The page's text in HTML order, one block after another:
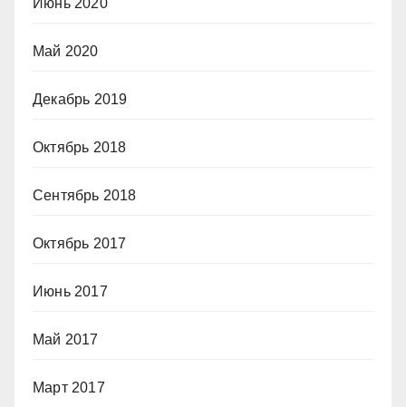
Май 2020
Декабрь 2019
Октябрь 2018
Сентябрь 2018
Октябрь 2017
Июнь 2017
Май 2017
Март 2017